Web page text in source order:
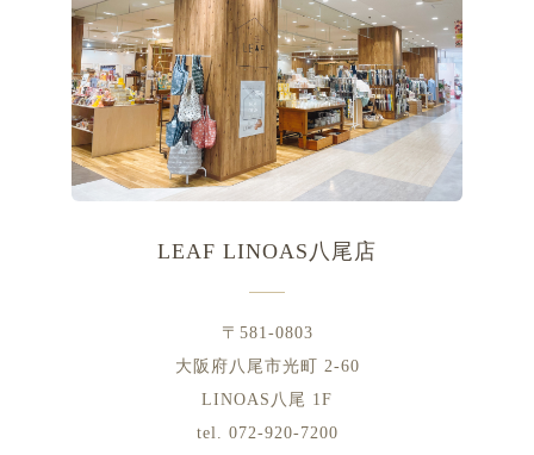
LEAF LINOAS八尾店
〒581-0803
大阪府八尾市光町 2-60
LINOAS八尾 1F
tel. 072-920-7200